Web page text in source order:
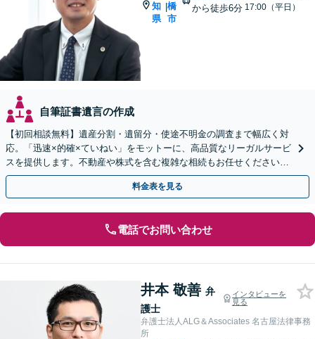
知
県
|橋
市
から徒歩6分 17:00（平日）
自筆証書遺言の作成
【初回相談無料】遺産分割・遺留分・使途不明金の調査まで幅広く対
応。「迅速×的確×ていねい」をモットーに、高品質なリーガルサービ
スを提供します。不動産や株式を含む複雑な相続もお任せください
【休日・夜間対応OK】【豊橋駅10分】
料金表を見る
電話でお問い合わせ
井本 敬善 弁
護士
インタビューを
見る
弁護士法人ALG＆Associates 名古屋法律事務
所